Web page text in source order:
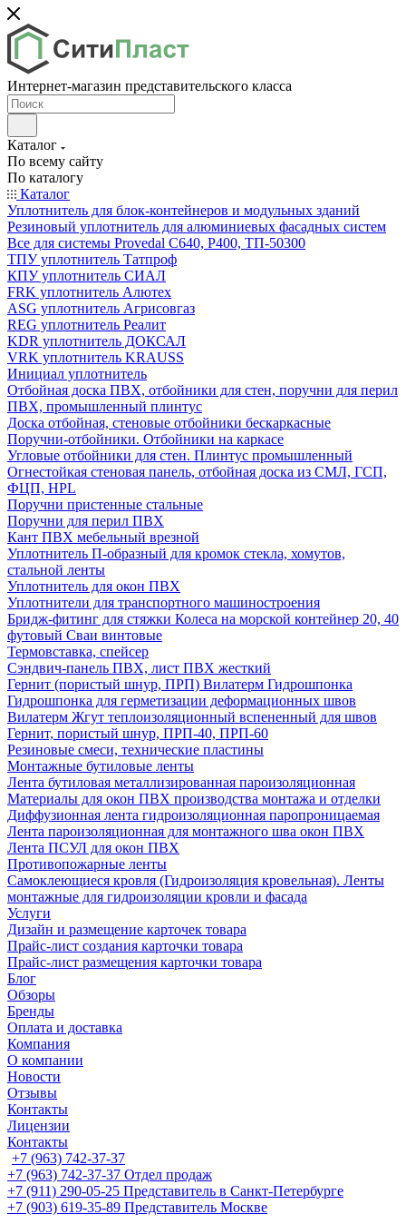
Интернет-магазин представительского класса
Каталог
По всему сайту
По каталогу
Каталог
Уплотнитель для блок-контейнеров и модульных зданий
Резиновый уплотнитель для алюминиевых фасадных систем
Все для системы Provedal С640, Р400, ТП-50300
ТПУ уплотнитель Татпроф
КПУ уплотнитель СИАЛ
FRK уплотнитель Алютех
ASG уплотнитель Агрисовгаз
REG уплотнитель Реалит
KDR уплотнитель ДОКСАЛ
VRK уплотнитель KRAUSS
Инициал уплотнитель
Отбойная доска ПВХ, отбойники для стен, поручни для перил
ПВХ, промышленный плинтус
Доска отбойная, стеновые отбойники бескаркасные
Поручни-отбойники. Отбойники на каркасе
Угловые отбойники для стен. Плинтус промышленный
Огнестойкая стеновая панель, отбойная доска из СМЛ, ГСП,
ФЦП, HPL
Поручни пристенные стальные
Поручни для перил ПВХ
Кант ПВХ мебельный врезной
Уплотнитель П-образный для кромок стекла, хомутов,
стальной ленты
Уплотнитель для окон ПВХ
Уплотнители для транспортного машиностроения
Бридж-фитинг для стяжки Колеса на морской контейнер 20, 40
футовый Сваи винтовые
Термовставка, спейсер
Сэндвич-панель ПВХ, лист ПВХ жесткий
Гернит (пористый шнур, ПРП) Вилатерм Гидрошпонка
Гидрошпонка для герметизации деформационных швов
Вилатерм Жгут теплоизоляционный вспененный для швов
Гернит, пористый шнур, ПРП-40, ПРП-60
Резиновые смеси, технические пластины
Монтажные бутиловые ленты
Лента бутиловая металлизированная пароизоляционная
Материалы для окон ПВХ производства монтажа и отделки
Диффузионная лента гидроизоляционная паропроницаемая
Лента пароизоляционная для монтажного шва окон ПВХ
Лента ПСУЛ для окон ПВХ
Противопожарные ленты
Самоклеющиеся кровля (Гидроизоляция кровельная). Ленты
монтажные для гидроизоляции кровли и фасада
Услуги
Дизайн и размещение карточек товара
Прайс-лист создания карточки товара
Прайс-лист размещения карточки товара
Блог
Обзоры
Бренды
Оплата и доставка
Компания
О компании
Новости
Отзывы
Контакты
Лицензии
Контакты
+7 (963) 742-37-37
+7 (963) 742-37-37 Отдел продаж
+7 (911) 290-05-25 Представитель в Санкт-Петербурге
+7 (903) 619-35-89 Представитель Москве